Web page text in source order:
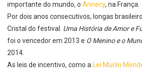
importante do mundo, o Annecy, na França.
Por dois anos consecutivos, longas
Cristal do festival. Uma História de Amor e
foi o vencedor em 2013 e O Menino e o
2014.
As leis de incentivo, como a Lei Murilo